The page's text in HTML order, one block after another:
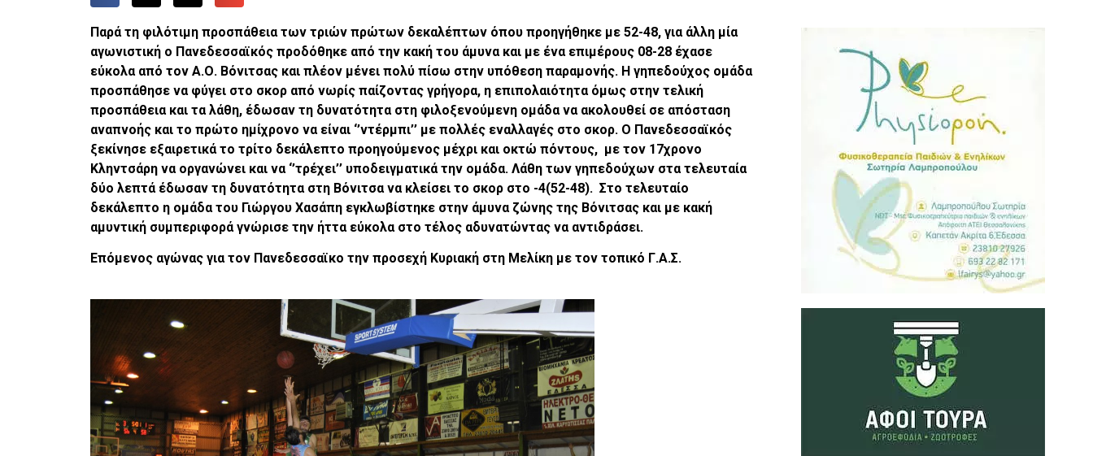
Παρά τη φιλότιμη προσπάθεια των τριών πρώτων δεκαλέπτων όπου προηγήθηκε με 52-48, για άλλη μία
αγωνιστική ο Πανεδεσσαϊκός προδόθηκε από την κακή του άμυνα και με ένα επιμέρους 08-28 έχασε
εύκολα από τον Α.Ο. Βόνιτσας και πλέον μένει πολύ πίσω στην υπόθεση παραμονής. Η γηπεδούχος ομάδα
προσπάθησε να φύγει στο σκορ από νωρίς παίζοντας γρήγορα, η επιπολαιότητα όμως στην τελική
προσπάθεια και τα λάθη, έδωσαν τη δυνατότητα στη φιλοξενούμενη ομάδα να ακολουθεί σε απόσταση
αναπνοής και το πρώτο ημίχρονο να είναι ‘’ντέρμπι’’ με πολλές εναλλαγές στο σκορ. Ο Πανεδεσσαϊκός
ξεκίνησε εξαιρετικά το τρίτο δεκάλεπτο προηγούμενος μέχρι και οκτώ πόντους, με τον 17χρονο
Κληντσάρη να οργανώνει και να ‘’τρέχει’’ υποδειγματικά την ομάδα. Λάθη των γηπεδούχων στα τελευταία
δύο λεπτά έδωσαν τη δυνατότητα στη Βόνιτσα να κλείσει το σκορ στο -4(52-48). Στο τελευταίο
δεκάλεπτο η ομάδα του Γιώργου Χασάπη εγκλωβίστηκε στην άμυνα ζώνης της Βόνιτσας και με κακή
αμυντική συμπεριφορά γνώρισε την ήττα εύκολα στο τέλος αδυνατώντας να αντιδράσει.
Επόμενος αγώνας για τον Πανεδεσσαϊκο την προσεχή Κυριακή στη Μελίκη με τον τοπικό Γ.Α.Σ.